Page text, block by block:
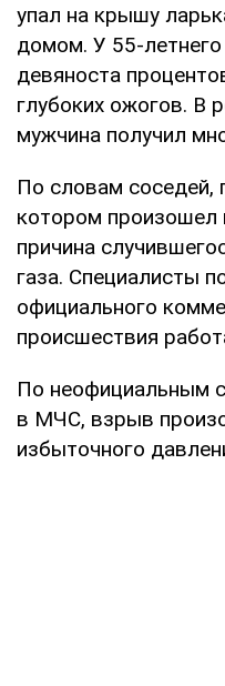
упал на крышу
домом. У 55-
девяноста
глубоких ожогов. В
мужчина получил
По словам
котором
причина
газа. Специалисты
официального
происшествия
По неофициальным
в МЧС, взрыв
избыточного